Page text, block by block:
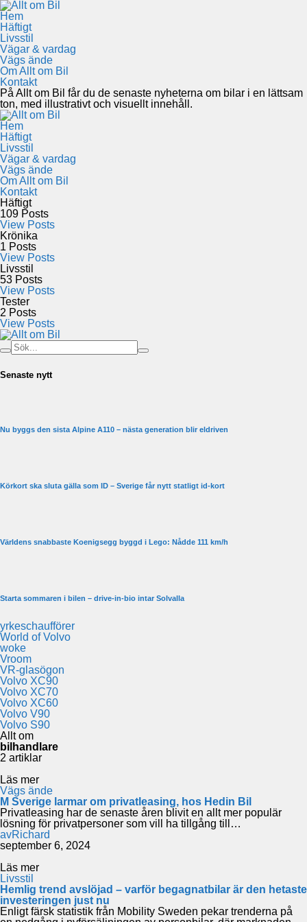
Hem
Häftigt
Livsstil
Vägar & vardag
Vägs ände
Om Allt om Bil
Kontakt
På Allt om Bil får du de senaste nyheterna om bilar i en lättsam
ton, med illustrativt och visuellt innehåll.
Hem
Häftigt
Livsstil
Vägar & vardag
Vägs ände
Om Allt om Bil
Kontakt
Häftigt
109 Posts
View Posts
Krönika
1 Posts
View Posts
Livsstil
53 Posts
View Posts
Tester
2 Posts
View Posts
Senaste nytt
Nu byggs den sista Alpine A110 – nästa generation blir eldriven
Körkort ska sluta gälla som ID – Sverige får nytt statligt id-kort
Världens snabbaste Koenigsegg byggd i Lego: Nådde 111 km/h
Starta sommaren i bilen – drive-in-bio intar Solvalla
yrkeschaufförer
World of Volvo
woke
Vroom
VR-glasögon
Volvo XC90
Volvo XC70
Volvo XC60
Volvo V90
Volvo S90
Allt om
bilhandlare
2 artiklar
Läs mer
Vägs ände
M Sverige larmar om privatleasing, hos Hedin Bil
Privatleasing har de senaste åren blivit en allt mer populär
lösning för privatpersoner som vill ha tillgång till…
avRichard
september 6, 2024
Läs mer
Livsstil
Hemlig trend avslöjad – varför begagnatbilar är den hetaste
investeringen just nu
Enligt färsk statistik från Mobility Sweden pekar trenderna på